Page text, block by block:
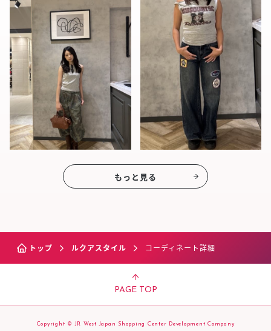
もっと見る
トップ ルクアスタイル コーディネート詳細
PAGE TOP
Copyright © JR West Japan Shopping Center Development Company